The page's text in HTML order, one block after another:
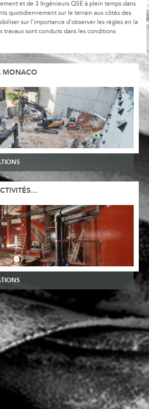
et de 3 Ingénieurs QSE à plein temps dans
quotidiennement sur le terrain aux côtés des
sur l’importance d’observer les règles en la
travaux sont conduits dans les conditions
MONACO